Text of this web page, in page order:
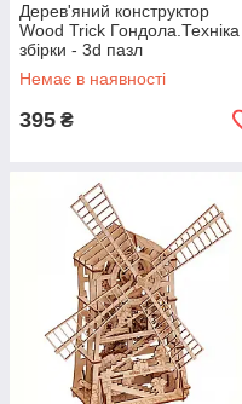
Дерев'яний конструктор
Wood Trick Гондола.Техніка
збірки - 3d пазл
Немає в наявності
395 ₴